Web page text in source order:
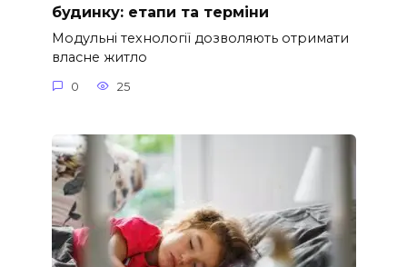
будинку: етапи та терміни
Модульні технології дозволяють отримати
власне житло
0 25